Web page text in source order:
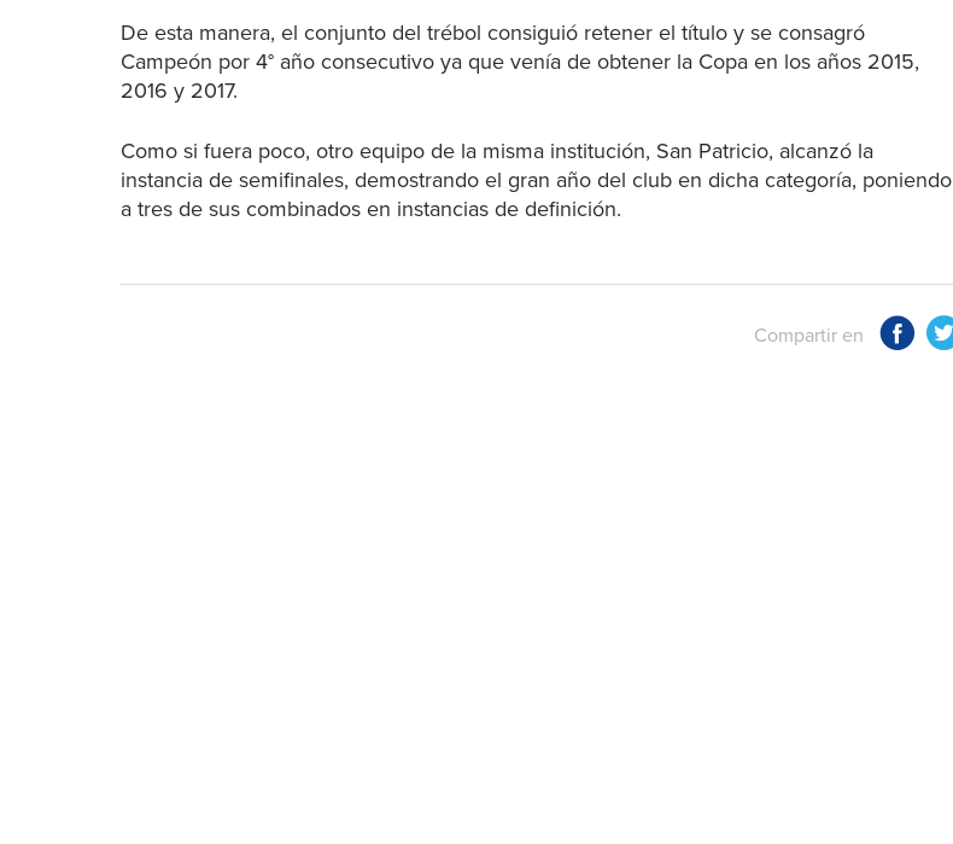
De esta manera, el conjunto del trébol consiguió retener el título y se consagró
Campeón por 4° año consecutivo ya que venía de obtener la Copa en los años 2015,
2016 y 2017.
Como si fuera poco, otro equipo de la misma institución, San Patricio, alcanzó la
instancia de semifinales, demostrando el gran año del club en dicha categoría, poniendo
a tres de sus combinados en instancias de definición.
Compartir en